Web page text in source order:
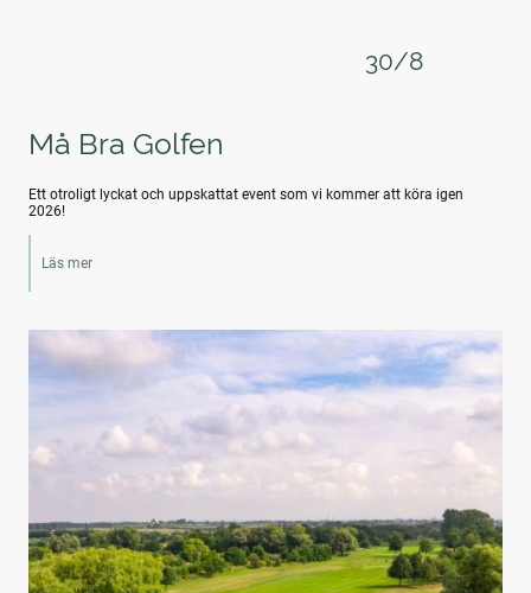
30/8
Må Bra Golfen
Ett otroligt lyckat och uppskattat event som vi kommer att köra igen
2026!
Läs mer